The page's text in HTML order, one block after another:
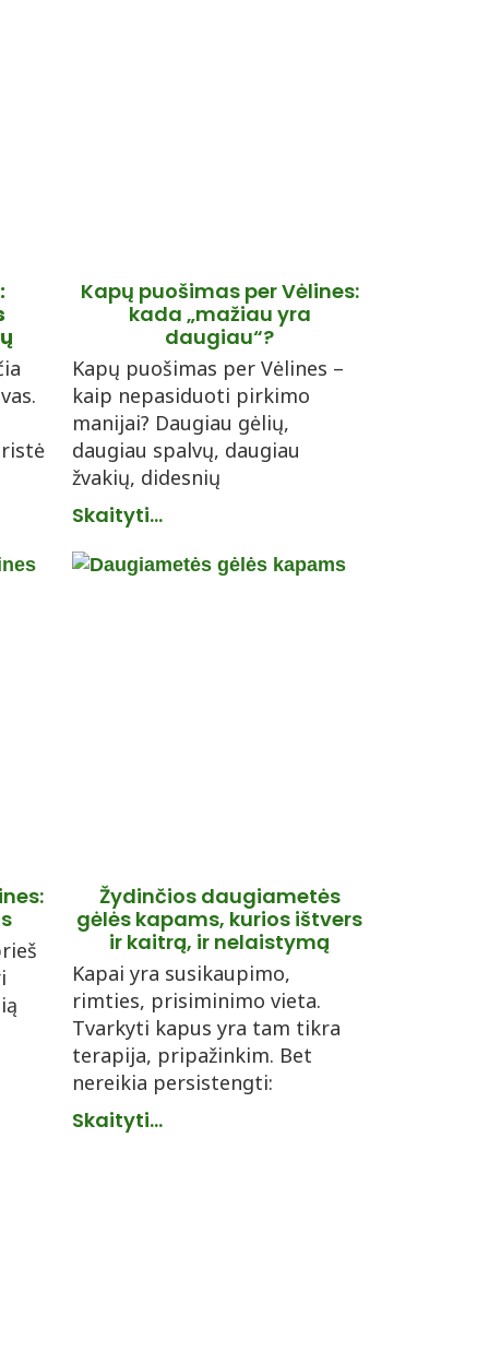
Kapų puošimas per Vėlines:
kada „mažiau yra
daugiau“?
Kapų puošimas per Vėlines –
kaip nepasiduoti pirkimo
manijai? Daugiau gėlių,
daugiau spalvų, daugiau
žvakių, didesnių
Skaityti...
Žydinčios daugiametės
gėlės kapams, kurios ištvers
ir kaitrą, ir nelaistymą
Kapai yra susikaupimo,
rimties, prisiminimo vieta.
Tvarkyti kapus yra tam tikra
terapija, pripažinkim. Bet
nereikia persistengti:
Skaityti...